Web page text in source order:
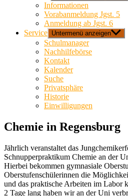
Informationen
Vorabanmeldung Jgst. 5
Anmeldung ab Jgst. 6
Service Untermenü anzeigen
Schulmanager
Nachhilfebörse
Kontakt
Kalender
Suche
Privatsphäre
Historie
Einwilligungen
Chemie in Regensburg
Jährlich veranstaltet das
Schnupperpraktikum Chemie an der
Hierbei bekommen gymnasiale
Oberstufenschülerinnen die
und das praktische Arbeiten im Labor
2 Tage lang haben wir an der Uni